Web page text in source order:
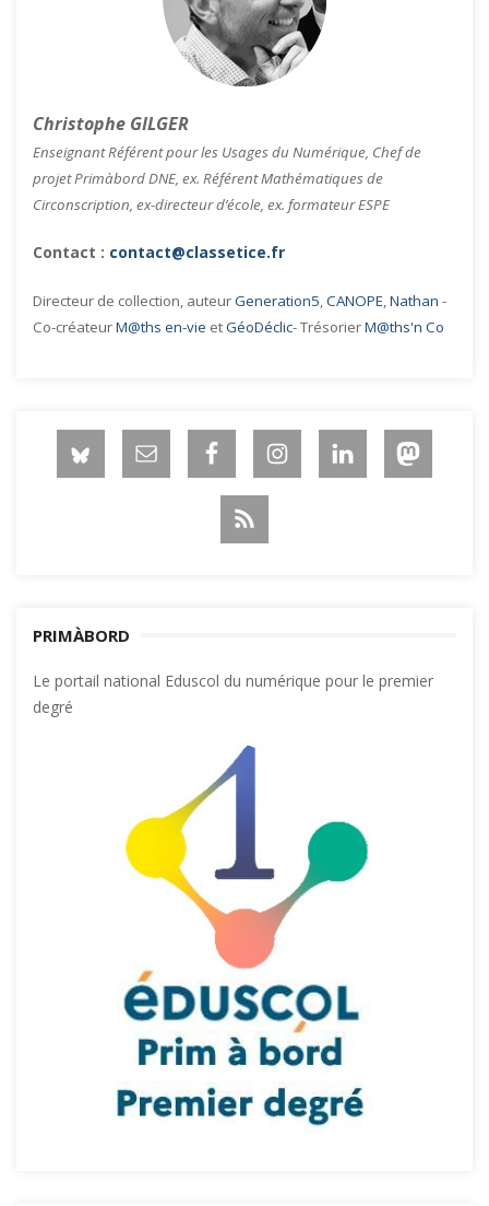
Christophe GILGER
Enseignant Référent pour les Usages du Numérique, Chef de
projet Primàbord DNE, ex. Référent Mathématiques de
Circonscription, ex-directeur d’école, ex. formateur ESPE
Contact : contact@classetice.fr
Directeur de collection, auteurGeneration5,CANOPE,Nathan -
Co-créateurM@ths en-vie etGéoDéclic- TrésorierM@ths'n Co
PRIMÀBORD
Le portail national Eduscol du numérique pour le premier
degré